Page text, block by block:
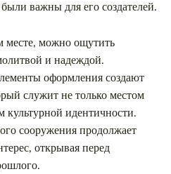
важны для его создателей.
месте, можно ощутить
и надеждой.
оформления создают
служит не только местом
идентичности.
сооружения продолжает
открывая перед